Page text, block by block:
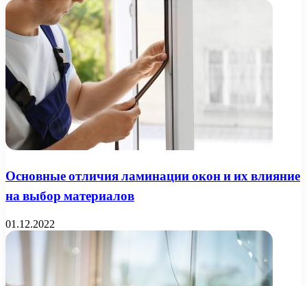
Основные отличия ламинации окон и их влияние
на выбор материалов
01.12.2022